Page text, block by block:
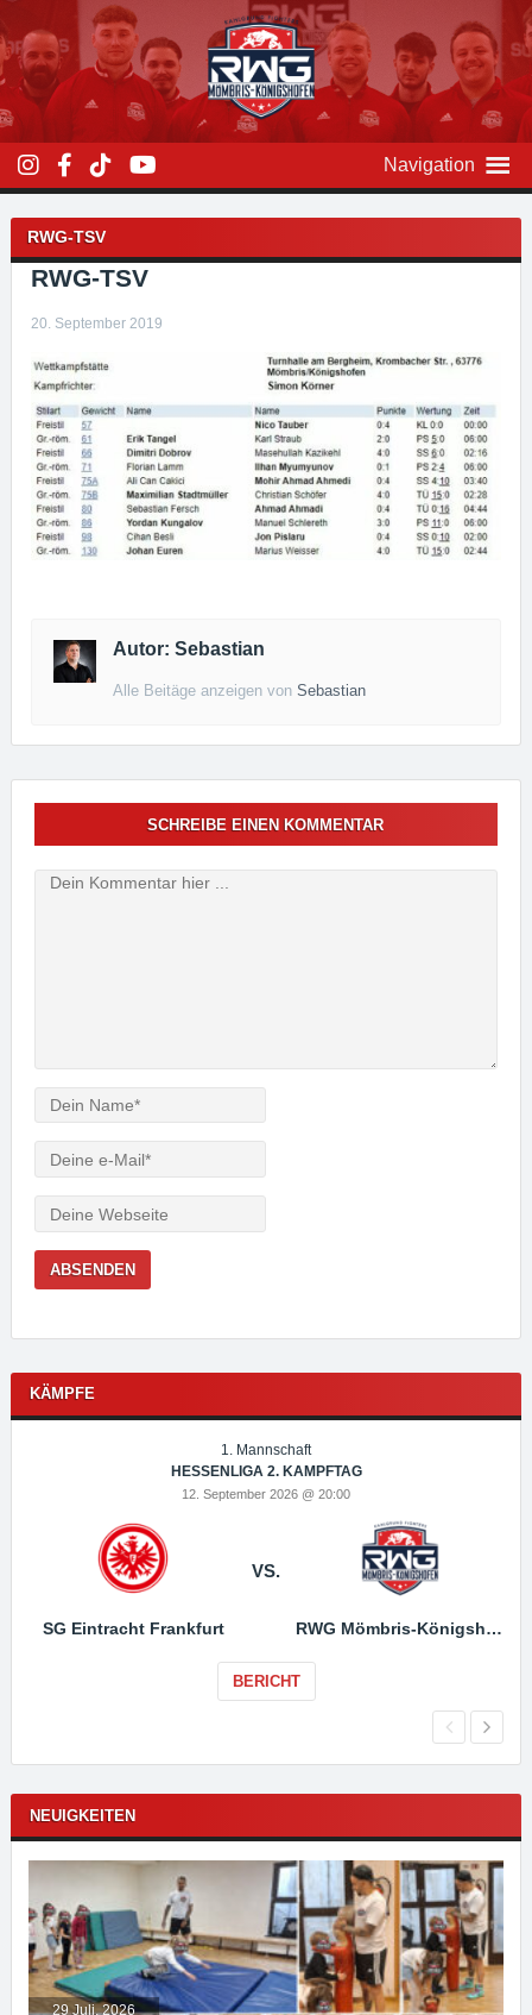
Inhalt
überspringen
Navigation
RWG-TSV
RWG-TSV
20. September 2019
Autor: Sebastian
Alle Beitäge anzeigen vonSebastian
Beitragsnavigation
SCHREIBE EINEN KOMMENTAR
Verfasser
Mail
Webseite
KÄMPFE
1. Mannschaft
HESSENLIGA 2. KAMPFTAG
12. September 2026 @ 20:00
SG Eintracht Frankfurt
VS.
RWG Mömbris-Königshofen
BERICHT
NEUIGKEITEN
29 Juli, 2026